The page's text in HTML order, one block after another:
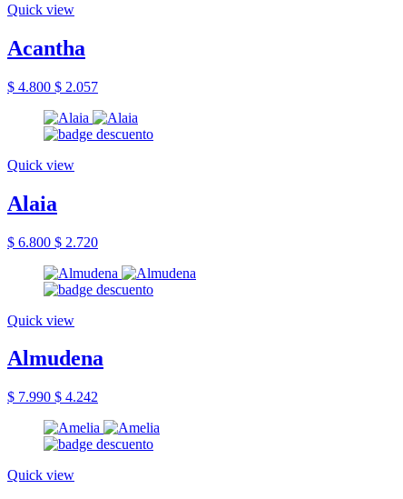
Quick view
Acantha
$ 4.800 $ 2.057
Quick view
Alaia
$ 6.800 $ 2.720
Quick view
Almudena
$ 7.990 $ 4.242
Quick view